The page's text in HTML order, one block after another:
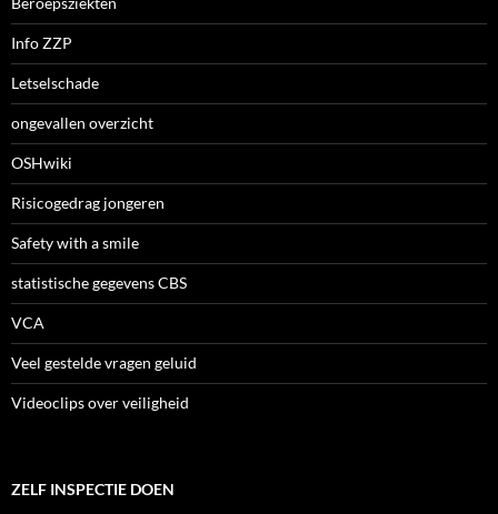
Info ZZP
Letselschade
ongevallen overzicht
OSHwiki
Risicogedrag jongeren
Safety with a smile
statistische gegevens CBS
VCA
Veel gestelde vragen geluid
Videoclips over veiligheid
ZELF INSPECTIE DOEN